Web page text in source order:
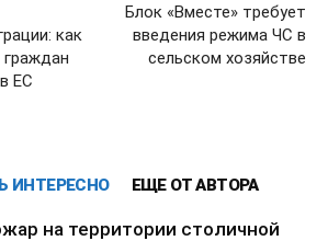
как
ЕС
Блок «Вместе» требует
введения режима ЧС в
сельском хозяйстве
ИНТЕРЕСНО ЕЩЕ ОТ АВТОРА
на территории столичной